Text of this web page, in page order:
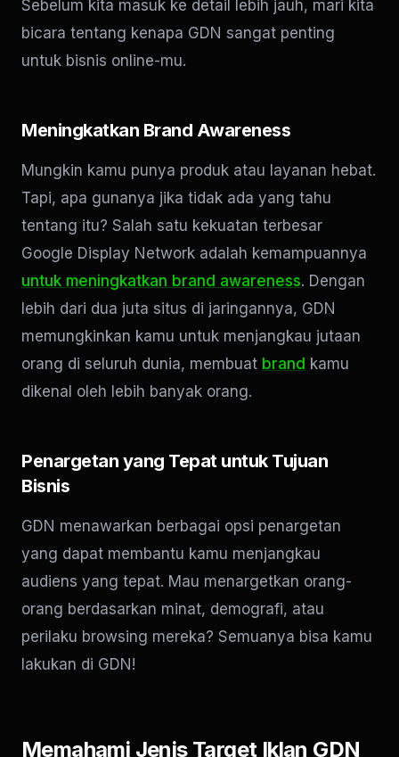
Sebelum kita masuk ke detail lebih jauh, mari kita
bicara tentang kenapa GDN sangat penting
untuk bisnis online-mu.
Meningkatkan Brand Awareness
Mungkin kamu punya produk atau layanan hebat.
Tapi, apa gunanya jika tidak ada yang tahu
tentang itu? Salah satu kekuatan terbesar
Google Display Network adalah kemampuannya
untuk meningkatkan brand awareness. Dengan
lebih dari dua juta situs di jaringannya, GDN
memungkinkan kamu untuk menjangkau jutaan
orang di seluruh dunia, membuat brand kamu
dikenal oleh lebih banyak orang.
Penargetan yang Tepat untuk Tujuan
Bisnis
GDN menawarkan berbagai opsi penargetan
yang dapat membantu kamu menjangkau
audiens yang tepat. Mau menargetkan orang-
orang berdasarkan minat, demografi, atau
perilaku browsing mereka? Semuanya bisa kamu
lakukan di GDN!
Memahami Jenis Target Iklan GDN